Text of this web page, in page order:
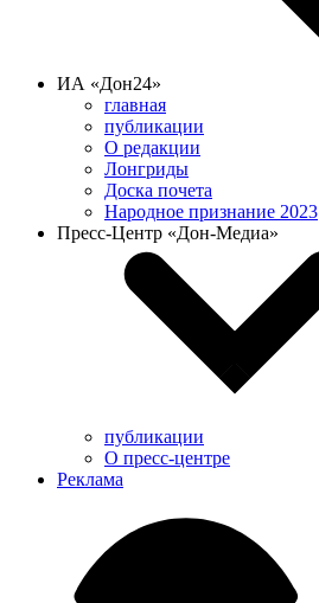
ИА «Дон24»
главная
публикации
О редакции
Лонгриды
Доска почета
Народное признание 2023
Пресс-Центр «Дон-Медиа»
публикации
О пресс-центре
Реклама